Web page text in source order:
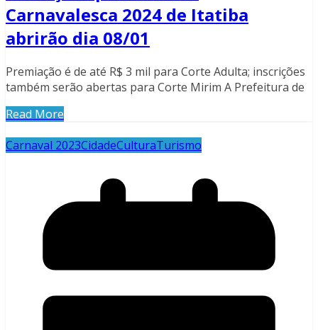
Carnavalesca 2024 de Itatiba
abrirão dia 08/01
Premiação é de até R$ 3 mil para Corte Adulta; inscrições
também serão abertas para Corte Mirim A Prefeitura de
Read More
Carnaval 2023CidadeCulturaTurismo